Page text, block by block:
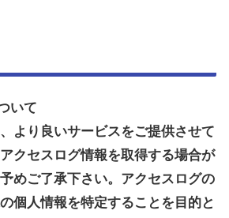
いて
より良いサービスをご提供させて
クセスログ情報を取得する場合が
めご了承下さい。アクセスログの
個人情報を特定することを目的と